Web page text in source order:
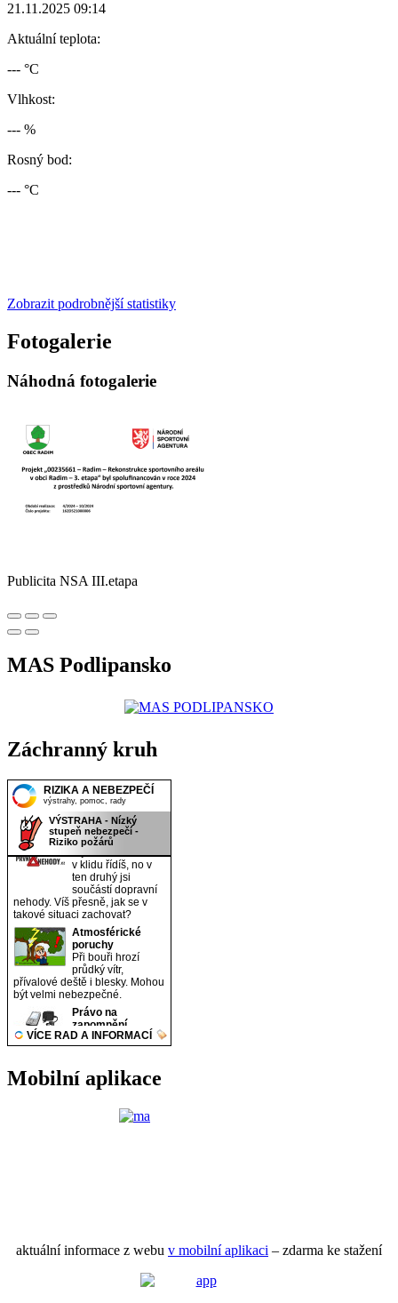
21.11.2025 09:14
Aktuální teplota:
--- °C
Vlhkost:
--- %
Rosný bod:
--- °C
Zobrazit podrobnější statistiky
Fotogalerie
Náhodná fotogalerie
Publicita NSA III.etapa
MAS Podlipansko
Záchranný kruh
Mobilní aplikace
aktuální informace z webu v mobilní aplikaci – zdarma ke stažení